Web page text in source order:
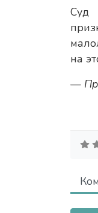
Суд
на
—